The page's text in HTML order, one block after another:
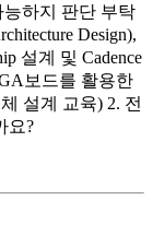
하지 판단 부탁
Design),
설계 및 Cadence
보드를 활용한
설계 교육) 2. 전
요?